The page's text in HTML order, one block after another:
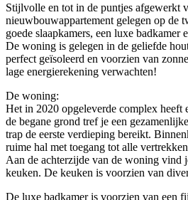
Stijlvolle en tot in de puntjes afgewerkt
nieuwbouwappartement gelegen op de
goede slaapkamers, een luxe badkamer
De woning is gelegen in de geliefde
perfect geïsoleerd en voorzien van
lage energierekening verwachten!
De woning:
Het in 2020 opgeleverde complex heeft
de begane grond tref je een
trap de eerste verdieping bereikt.
ruime hal met toegang tot alle
Aan de achterzijde van de woning vind
keuken. De keuken is voorzien van
De luxe badkamer is voorzien van een